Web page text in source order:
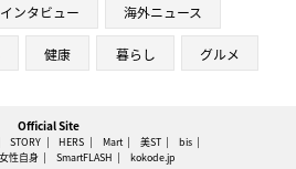
インタビュー 海外ニュース
健康 暮らし グルメ
Official Site
STORY HERS Mart 美ST
bis
女性自身 SmartFLASH kokode.jp